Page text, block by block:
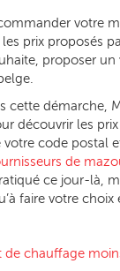
votre
prix proposés
proposer un
cette démarche,
découvrir les
votre code postal
de
ce jour-là,
faire votre
chauffage